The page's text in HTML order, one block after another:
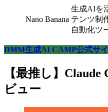
Nano Banana
生成AIを
テンツ制
自動化ツ
DMM生成AI CAMP公式サ
【最推し】
ビュー